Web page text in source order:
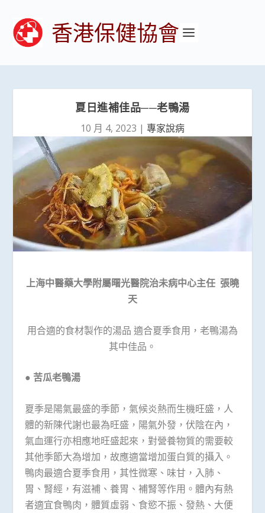
香港保健協會
夏日進補佳品──老鴨湯
10 月 4, 2023 | 專家說病
上海中醫藥大學附屬曙光醫院治未病中心主任 張曉
天
用合適的食材製作的湯品 適合夏季食用，老鴨湯為
其中佳品。
● 苦瓜老鴨湯
夏季是陽氣最盛的季節，氣候炎熱而生機旺盛，人
體的新陳代謝也最為旺盛，陽氣外發，伏陰在內，
氣血運行亦相應地旺盛起來，對營養物質的需要較
其他季節大為增加，故應適當增加蛋白質的攝入。
鴨肉最適合夏季食用，其性微寒、味甘，入肺、
胃、腎經，有滋補、養胃、補腎等作用。體內有熱
者適宜食鴨肉，體質虛弱、食慾不振、發熱、大便